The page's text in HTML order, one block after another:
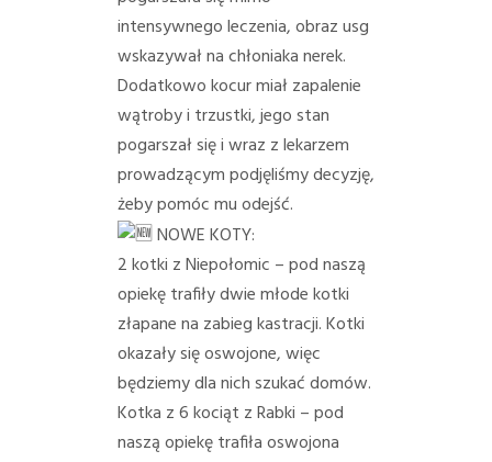
intensywnego leczenia, obraz usg
wskazywał na chłoniaka nerek.
Dodatkowo kocur miał zapalenie
wątroby i trzustki, jego stan
pogarszał się i wraz z lekarzem
prowadzącym podjęliśmy decyzję,
żeby pomóc mu odejść.
NOWE KOTY:
2 kotki z Niepołomic – pod naszą
opiekę trafiły dwie młode kotki
złapane na zabieg kastracji. Kotki
okazały się oswojone, więc
będziemy dla nich szukać domów.
Kotka z 6 kociąt z Rabki – pod
naszą opiekę trafiła oswojona